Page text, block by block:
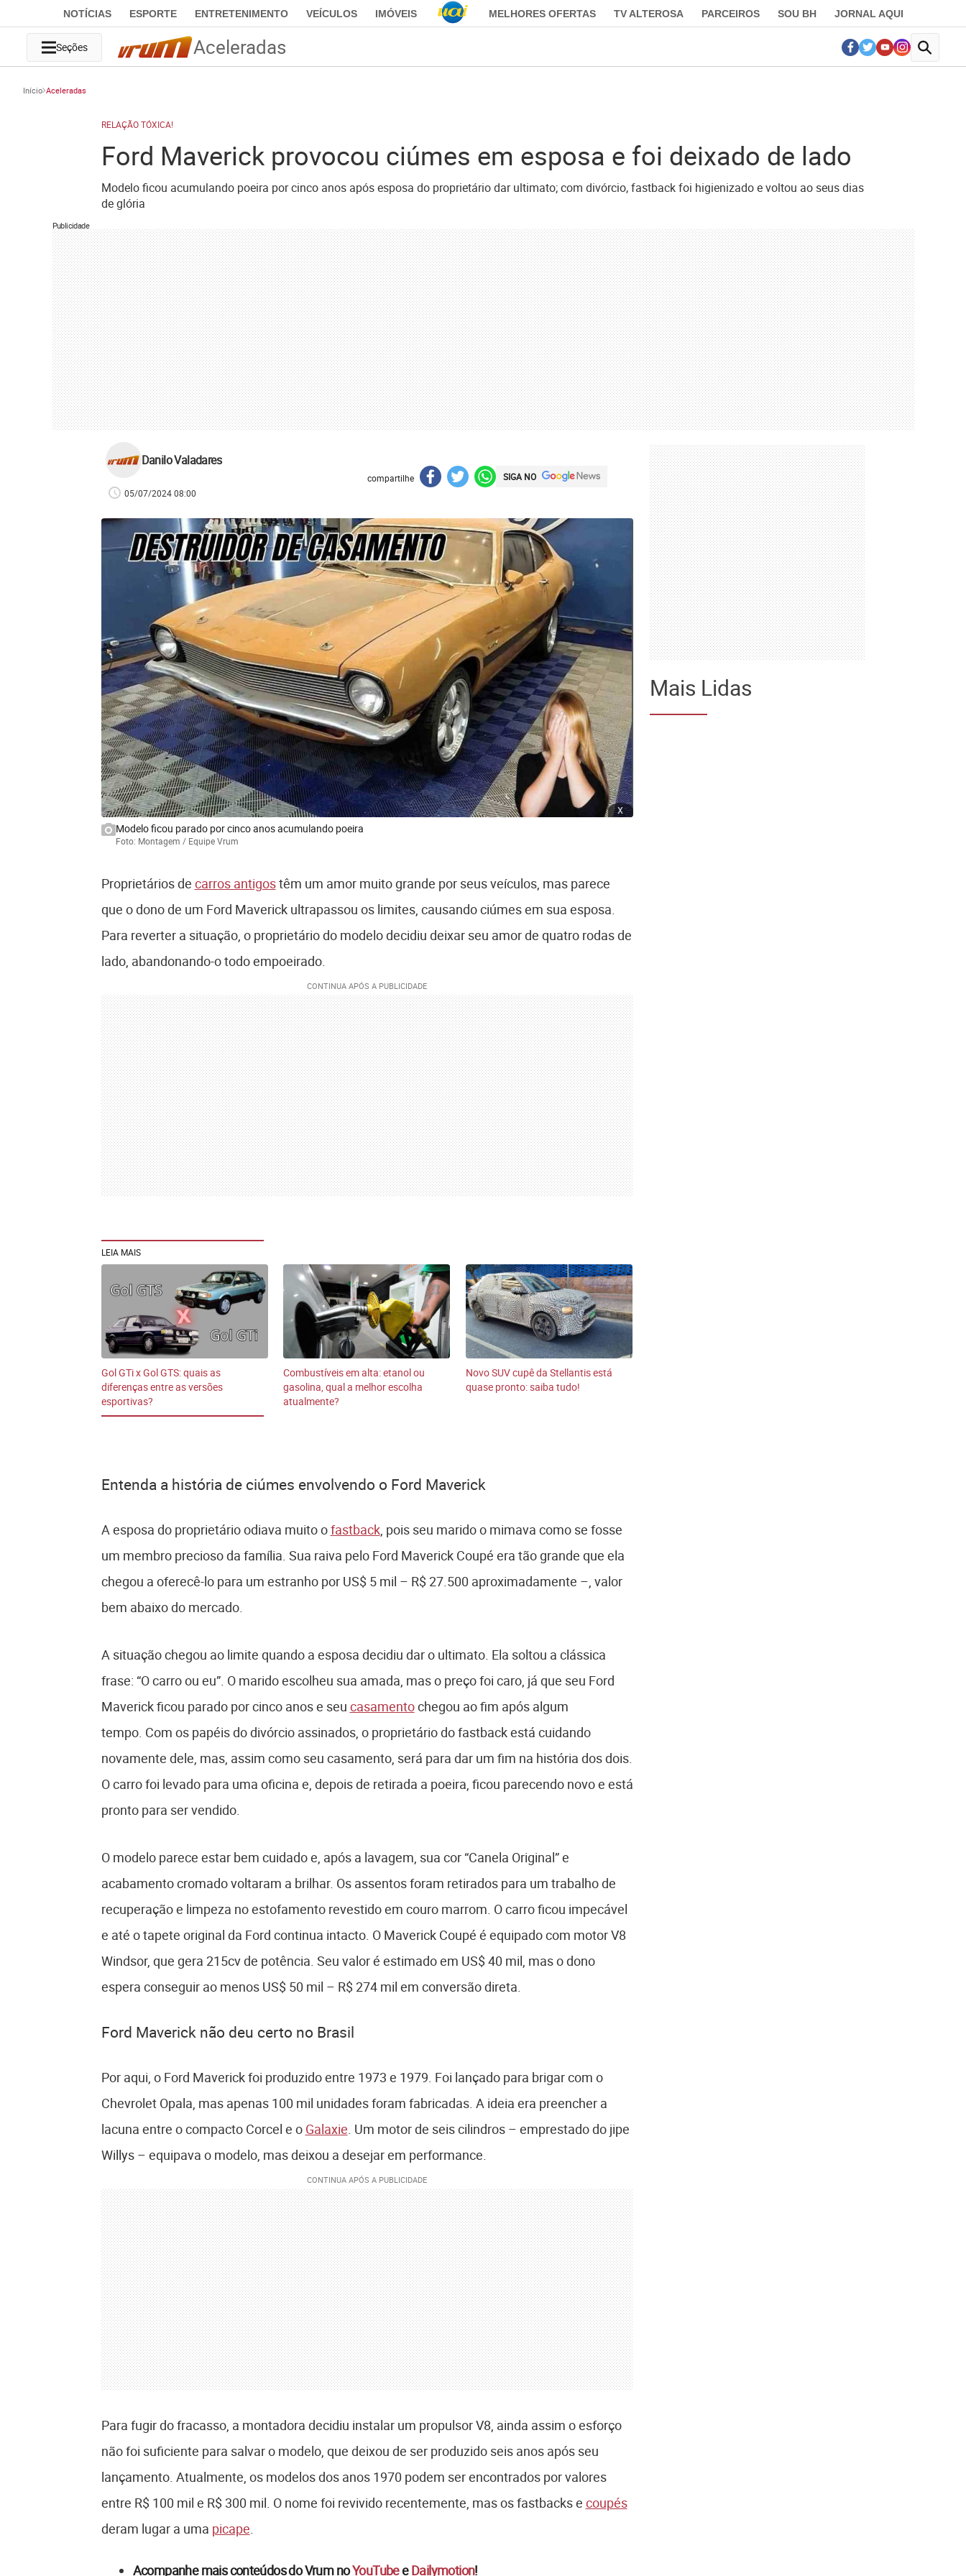
NOTÍCIAS ESPORTE ENTRETENIMENTO VEÍCULOS IMÓVEIS MELHORES OFERTAS TV ALTEROSA PARCEIROS SOU BH JORNAL AQUI
Seções Aceleradas
Início Aceleradas
RELAÇÃO TÓXICA!
Ford Maverick provocou ciúmes em esposa e foi deixado de lado
Modelo ficou acumulando poeira por cinco anos após esposa do proprietário dar ultimato; com divórcio, fastback foi higienizado e voltou ao seus dias
de glória
Publicidade
Danilo Valadares
05/07/2024 08:00
compartilhe SIGA NO
x
Modelo ficou parado por cinco anos acumulando poeira
Foto: Montagem / Equipe Vrum
Proprietários de carros antigostêm um amor muito grande por seus veículos, mas parece
que o dono de um Ford Maverick ultrapassou os limites, causando ciúmes em sua esposa.
Para reverter a situação, o proprietário do modelo decidiu deixar seu amor de quatro rodas de
lado, abandonando-o todo empoeirado.
LEIA MAIS
Gol GTi x Gol GTS: quais as
diferenças entre as versões
esportivas?
Combustíveis em alta: etanol ou
gasolina, qual a melhor escolha
atualmente?
Novo SUV cupê da Stellantis está
quase pronto: saiba tudo!
Entenda a história de ciúmes envolvendo o Ford Maverick
A esposa do proprietário odiava muito ofastback, pois seu marido o mimava como se fosse
um membro precioso da família. Sua raiva pelo Ford Maverick Coupé era tão grande que ela
chegou a oferecê-lo para um estranho por US$ 5 mil – R$ 27.500 aproximadamente –, valor
bem abaixo do mercado.
A situação chegou ao limite quando a esposa decidiu dar o ultimato. Ela soltou a clássica
frase: “O carro ou eu”. O marido escolheu sua amada, mas o preço foi caro, já que seu Ford
Maverick ficou parado por cinco anos e seu casamentochegou ao fim após algum
tempo. Com os papéis do divórcio assinados, o proprietário do fastback está cuidando
novamente dele, mas, assim como seu casamento, será para dar um fim na história dos dois.
O carro foi levado para uma oficina e, depois de retirada a poeira, ficou parecendo novo e está
pronto para ser vendido.
O modelo parece estar bem cuidado e, após a lavagem, sua cor “Canela Original” e
acabamento cromado voltaram a brilhar. Os assentos foram retirados para um trabalho de
recuperação e limpeza no estofamento revestido em couro marrom. O carro ficou impecável
e até o tapete original da Ford continua intacto. O Maverick Coupé é equipado com motor V8
Windsor, que gera 215cv de potência. Seu valor é estimado em US$ 40 mil, mas o dono
espera conseguir ao menos US$ 50 mil – R$ 274 mil em conversão direta.
Ford Maverick não deu certo no Brasil
Por aqui, o Ford Maverick foi produzido entre 1973 e 1979. Foi lançado para brigar com o
Chevrolet Opala, mas apenas 100 mil unidades foram fabricadas. A ideia era preencher a
lacuna entre o compacto Corcel e o Galaxie . Um motor de seis cilindros – emprestado do jipe
Willys – equipava o modelo, mas deixou a desejar em performance.
Para fugir do fracasso, a montadora decidiu instalar um propulsor V8, ainda assim o esforço
não foi suficiente para salvar o modelo, que deixou de ser produzido seis anos após seu
lançamento. Atualmente, os modelos dos anos 1970 podem ser encontrados por valores
entre R$ 100 mil e R$ 300 mil. O nome foi revivido recentemente, mas os fastbacks e coupés
deram lugar a uma picape
Acompanhe mais conteúdos do Vrum noYouTubeeDailymotion!
Mais Lidas